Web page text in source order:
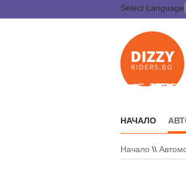
Select Language
НАЧАЛО
Начало \\